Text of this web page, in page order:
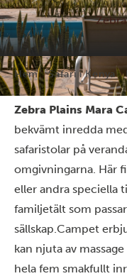
Hem Safari i Kenya
Zebra Plains Mara
bekvämt inredda
safaristolar på
omgivningarna. Här
eller andra speciella
familjetält som
sällskap.Campet
kan njuta av
hela fem smakfullt